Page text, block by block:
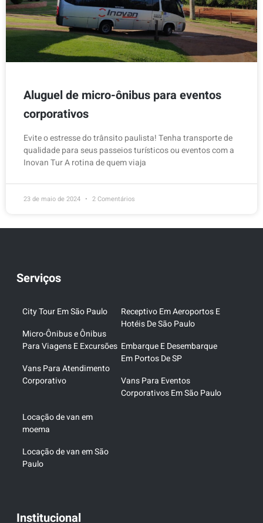
Aluguel de micro-ônibus para eventos
corporativos
Evite o estresse do trânsito paulista! Tenha transporte de
qualidade para seus passeios turísticos ou eventos com a
Inovan Tur A rotina de quem viaja
23 de maio de 2024 2 Comentários
Serviços
City Tour Em São Paulo
Micro-Ônibus e Ônibus
Para Viagens E Excursões
Vans Para Atendimento
Corporativo
Receptivo Em Aeroportos E
Hotéis De São Paulo
Embarque E Desembarque
Em Portos De SP
Vans Para Eventos
Corporativos Em São Paulo
Locação de van em
moema
Locação de van em São
Paulo
Institucional